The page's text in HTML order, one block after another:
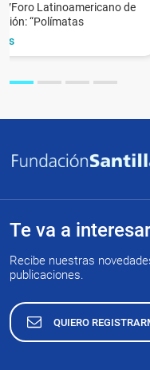
Latinoamericano de
“Polímatas
Te va a interesar
Recibe nuestras
publicaciones.
QUIERO